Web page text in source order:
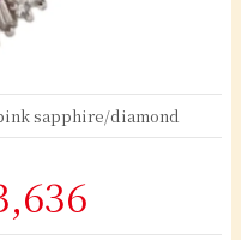
sapphire/diamond